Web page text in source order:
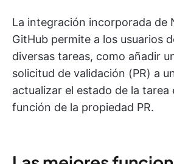
La integración incorporada de
GitHub permite a los usuarios
diversas tareas, como añadir
solicitud de validación (PR) a
actualizar el estado de la tarea
función de la propiedad PR.